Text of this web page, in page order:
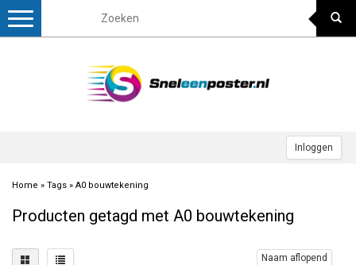
Inloggen
Toggle
Home » Tags » A0 bouwtekening
Producten getagd met A0 bouwtekening
Naam aflopend